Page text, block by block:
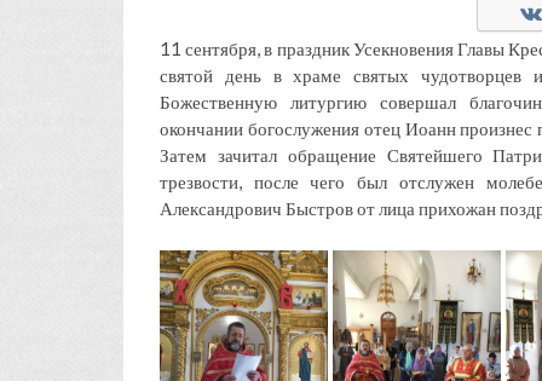
11 сентября, в праздник Усекновения Главы
святой день в храме святых чудотворцев
Божественную литургию совершал
окончании богослужения отец Иоанн произнес
Затем зачитал обращение Святейшего
трезвости, после чего был отслужен
Александрович Быстров от лица прихожан